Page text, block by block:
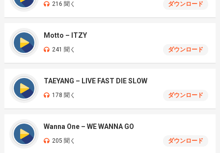
216 聞く ダウンロード
Motto – ITZY
241 聞く ダウンロード
TAEYANG – LIVE FAST DIE SLOW
178 聞く ダウンロード
Wanna One – WE WANNA GO
205 聞く ダウンロード